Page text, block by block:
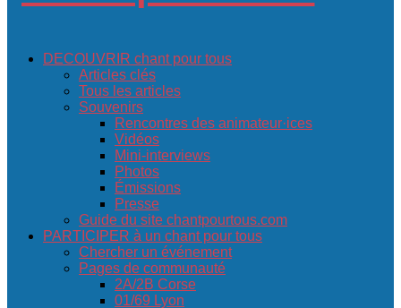
DECOUVRIR chant pour tous
Articles clés
Tous les articles
Souvenirs
Rencontres des animateur·ices
Vidéos
Mini-interviews
Photos
Émissions
Presse
Guide du site chantpourtous.com
PARTICIPER à un chant pour tous
Chercher un événement
Pages de communauté
2A/2B Corse
01/69 Lyon